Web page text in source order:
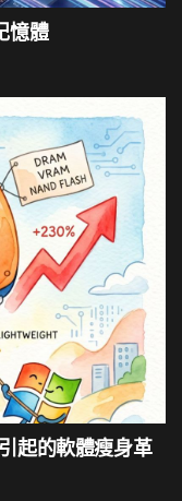
憶體
起的軟體瘦身革